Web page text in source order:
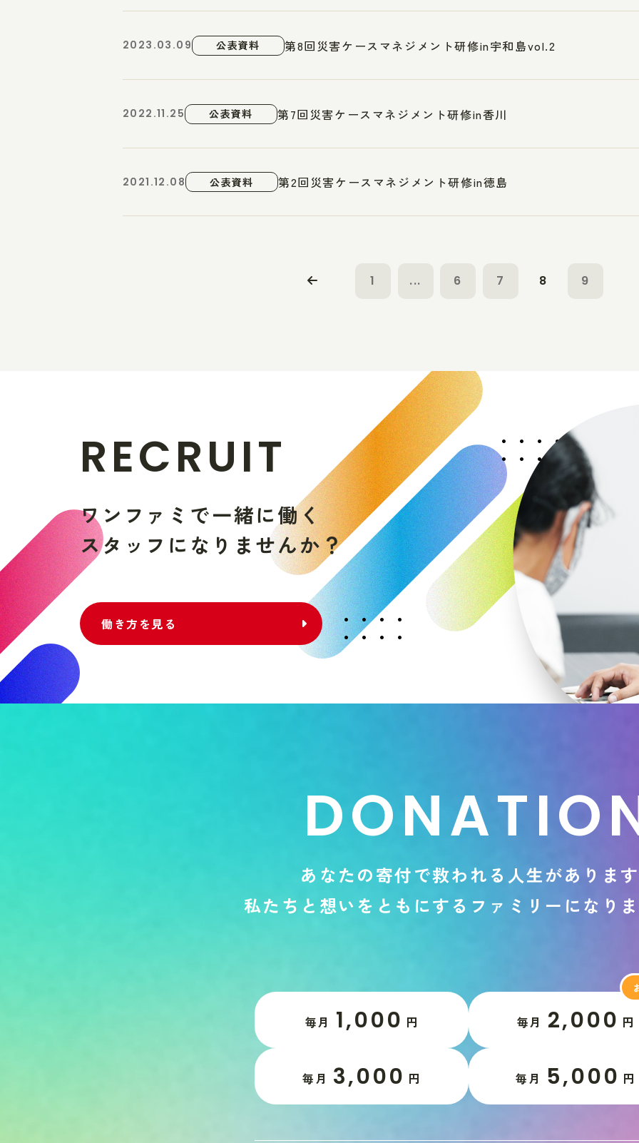
2023.03.09 公表資料 第8回災害ケースマネジメント研修in宇和島vol.2
2022.11.25 公表資料 第7回災害ケースマネジメント研修in香川
2021.12.08 公表資料 第2回災害ケースマネジメント研修in徳島
1 ... 6 7 8 9
RECRUIT
ワ ン フ ァ ミ で一緒に働く
スタ ッ フ に な り ませんか？
働き方を見る
DONATIO
あ なたの寄付で救われる 人生があ り ま す
私た ち と 想いを と も にする フ ァ ミ リ ー に な り ま
毎月 1,000 円 毎月 2,000 円
毎月 3,000 円 毎月 5,000 円